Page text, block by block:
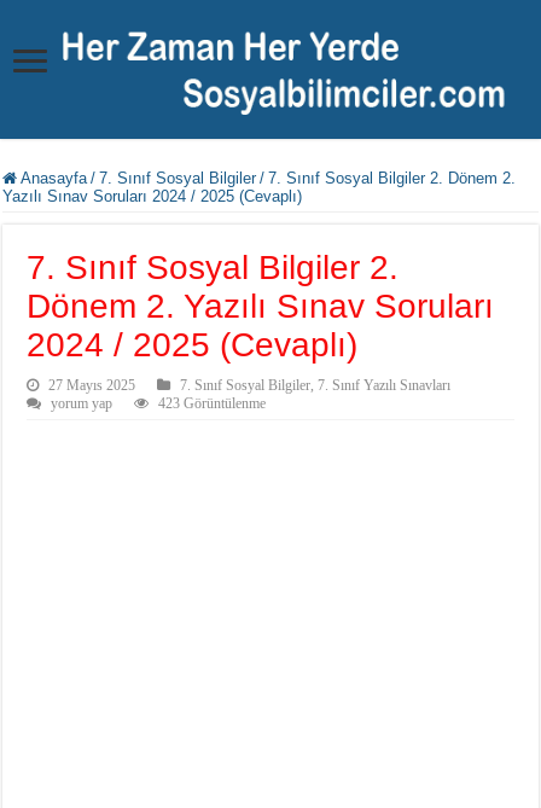
Anasayfa / 7. Sınıf Sosyal Bilgiler / 7. Sınıf Sosyal Bilgiler 2. Dönem 2.
Yazılı Sınav Soruları 2024 / 2025 (Cevaplı)
7. Sınıf Sosyal Bilgiler 2.
Dönem 2. Yazılı Sınav Soruları
2024 / 2025 (Cevaplı)
27 Mayıs 2025 7. Sınıf Sosyal Bilgiler ,7. Sınıf Yazılı Sınavları
yorum yap
423 Görüntülenme